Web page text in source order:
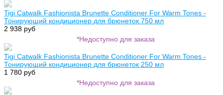
Tigi Catwalk Fashionista Brunette Conditioner For Warm Tones -
Тонирующий кондиционер для брюнеток 750 мл
2 938 руб
*Недоступно для заказа
Tigi Catwalk Fashionista Brunette Conditioner For Warm Tones -
Тонирующий кондиционер для брюнеток 250 мл
1 780 руб
*Недоступно для заказа